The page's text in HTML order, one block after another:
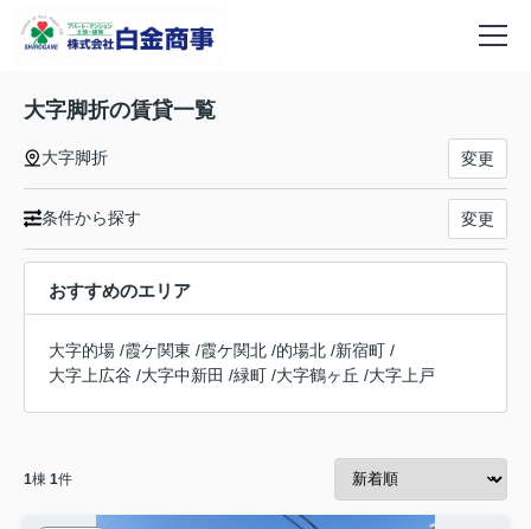
大字脚折の賃貸一覧
大字脚折 変更
条件から探す 変更
おすすめのエリア
大字的場 /霞ケ関東 /霞ケ関北 /的場北 /新宿町 /
大字上広谷 /大字中新田 /緑町 /大字鶴ヶ丘 /大字上戸
1棟 1件